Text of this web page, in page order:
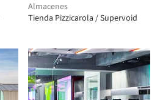
Almacenes
Tienda Pizzicarola / Supervoid